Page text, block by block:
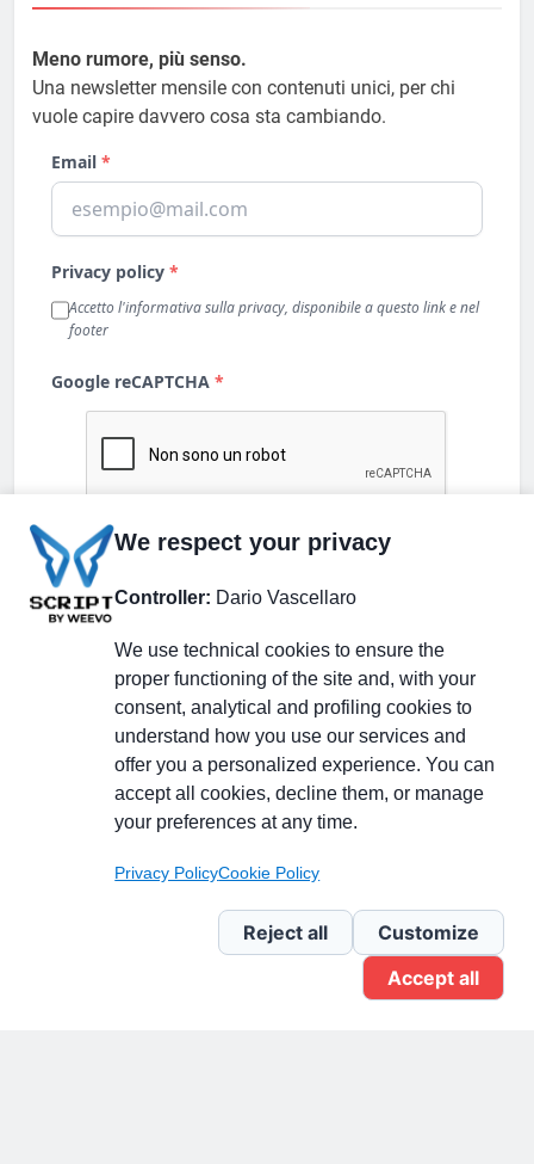
Meno rumore, più senso.
Una newsletter mensile con contenuti unici, per chi
vuole capire davvero cosa sta cambiando.
Partecipa alla discussione
Pagina Linkedin
Newsletter Linkedin
We respect your privacy
Controller: Dario Vascellaro
We use technical cookies to ensure the
proper functioning of the site and, with your
consent, analytical and profiling cookies to
understand how you use our services and
offer you a personalized experience. You can
accept all cookies, decline them, or manage
your preferences at any time.
Privacy PolicyCookie Policy
Reject all
Customize
Accept all